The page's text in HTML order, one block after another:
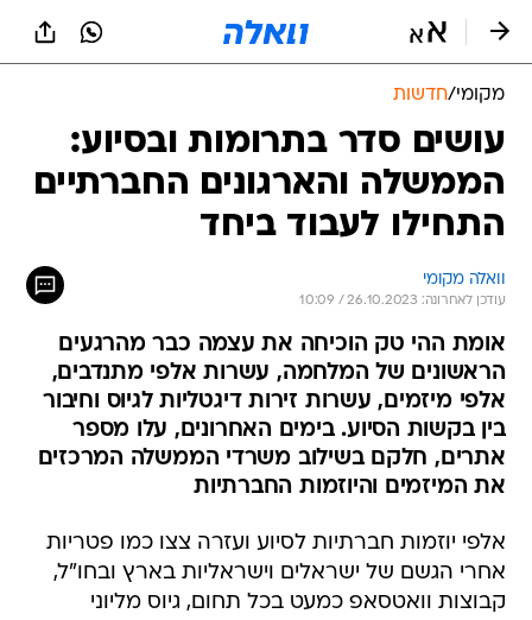
מקומי/חדשות
עושים סדר בתרומות ובסיוע:
הממשלה והארגונים החברתיים
התחילו לעבוד ביחד
וואלה מקומי
עודכן לאחרונה: 26.10.2023 / 10:09
אומת ההי טק הוכיחה את עצמה כבר מהרגעים
הראשונים של המלחמה, עשרות אלפי מתנדבים,
אלפי מיזמים, עשרות זירות דיגטליות לגיוס וחיבור
בין בקשות הסיוע. בימים האחרונים, עלו מספר
אתרים, חלקם בשילוב משרדי הממשלה המרכזים
את המיזמים והיוזמות החברתיות
אלפי יוזמות חברתיות לסיוע ועזרה צצו כמו פטריות
אחרי הגשם של ישראלים וישראליות בארץ ובחו"ל,
קבוצות וואטסאפ כמעט בכל תחום, גיוס מליוני